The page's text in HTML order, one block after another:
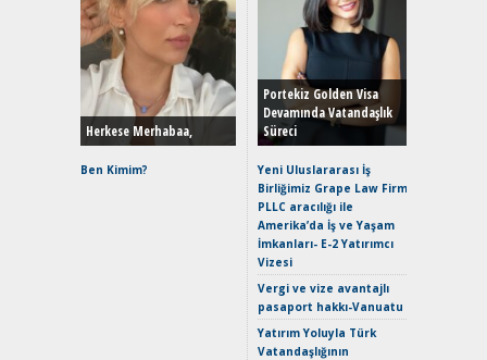
Herkese Merhabaa,
Ben Kimim?
Portekiz Golden Visa
Devamında Vatandaşlık
Süreci
Yeni Uluslararası İş
Birliğimiz Grape Law Firm
PLLC aracılığı ile
Amerika’da İş ve Yaşam
İmkanları- E-2 Yatırımcı
Vizesi
Vergi ve vize avantajlı
pasaport hakkı-Vanuatu
Yatırım Yoluyla Türk
Vatandaşlığının